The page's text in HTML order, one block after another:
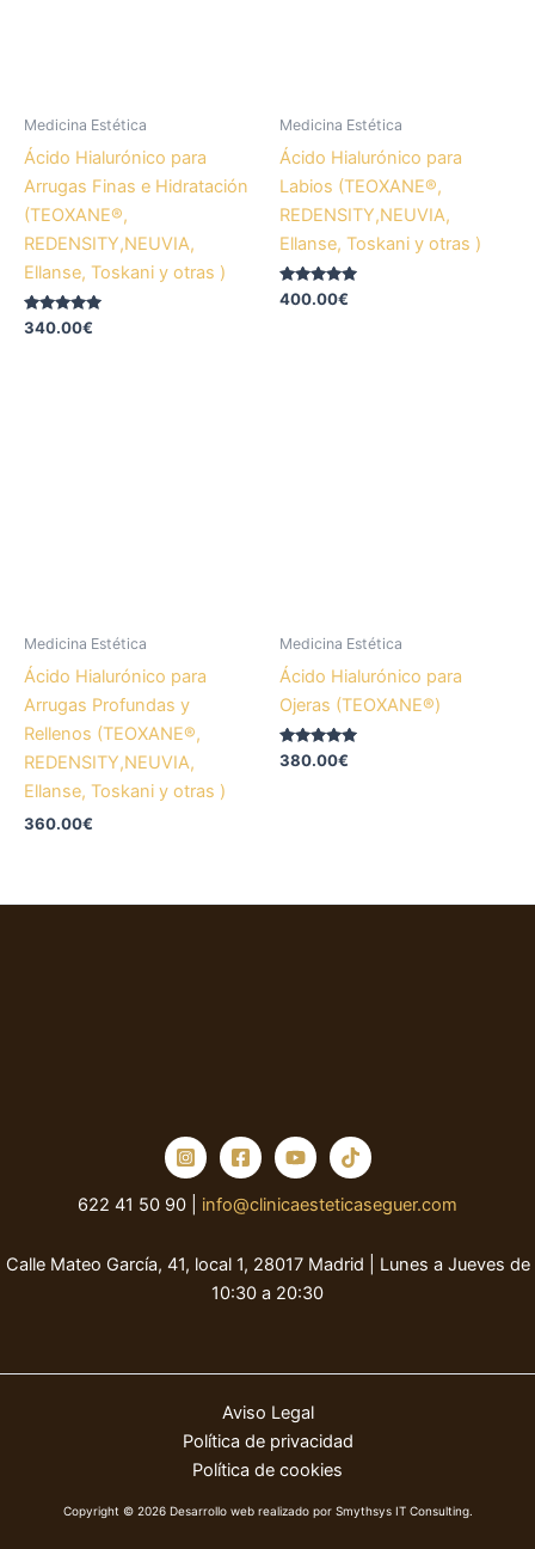
Medicina Estética
Ácido Hialurónico para
Arrugas Finas e Hidratación
(TEOXANE®,
REDENSITY,NEUVIA,
Ellanse, Toskani y otras )
Valorado
con
340.00€
Medicina Estética
Ácido Hialurónico para
Labios (TEOXANE®,
REDENSITY,NEUVIA,
Ellanse, Toskani y otras )
Valorado
con
400.00€
Medicina Estética
Ácido Hialurónico para
Arrugas Profundas y
Rellenos (TEOXANE®,
REDENSITY,NEUVIA,
Ellanse, Toskani y otras )
360.00€
Medicina Estética
Ácido Hialurónico para
Ojeras (TEOXANE®)
Valorado
con
380.00€
622 41 50 90 | info@clinicaesteticaseguer.com
Calle Mateo García, 41, local 1, 28017 Madrid | Lunes a Jueves de
10:30 a 20:30
Aviso Legal
Política de privacidad
Política de cookies
Copyright © 2026 Desarrollo web realizado por Smythsys IT Consulting.